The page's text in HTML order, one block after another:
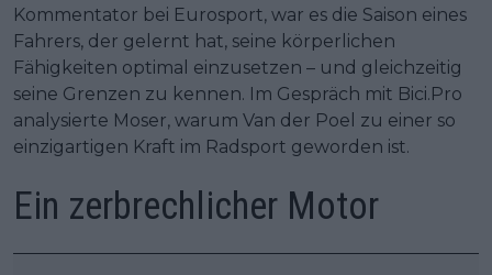
Kommentator bei Eurosport, war es die Saison eines
Fahrers, der gelernt hat, seine körperlichen
Fähigkeiten optimal einzusetzen – und gleichzeitig
seine Grenzen zu kennen. Im Gespräch mit Bici.Pro
analysierte Moser, warum Van der Poel zu einer so
einzigartigen Kraft im Radsport geworden ist.
Ein zerbrechlicher Motor